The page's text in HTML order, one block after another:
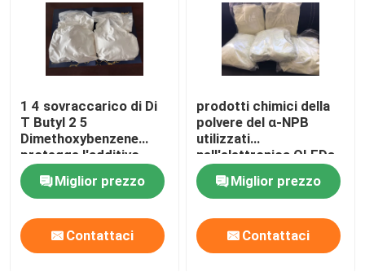
1 4 sovraccarico di Di
T Butyl 2 5
Dimethoxybenzene
protegge l'additivo
dell'elettrolito
Miglior prezzo
Contattaci
prodotti chimici della
polvere del α-NPB
utilizzati
nell'elettronica OLEDs
CAS 123847-85-8
Miglior prezzo
Contattaci